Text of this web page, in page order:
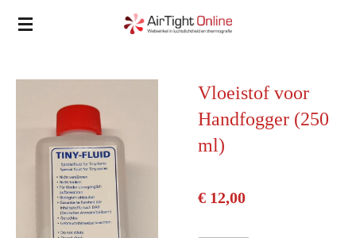
Ga
hoofdinhoud
Vloeistof voor
Handfogger (250
ml)
€ 12,00